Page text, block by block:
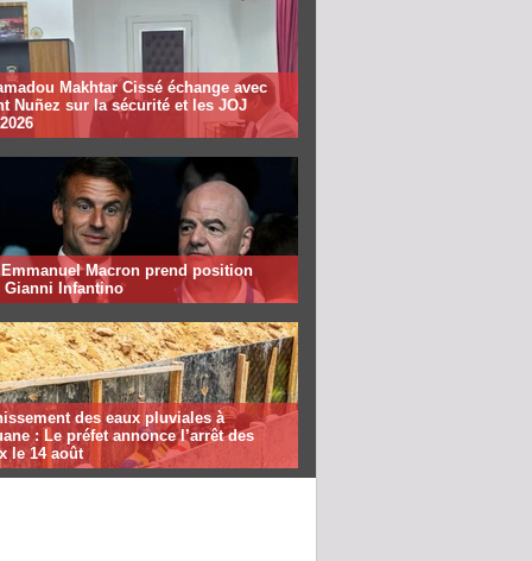
Makhtar Cissé échange avec
Nuñez sur la sécurité et les JOJ
Emmanuel Macron prend position
Gianni Infantino
des eaux pluviales à
: Le préfet annonce l’arrêt des
le 14 août